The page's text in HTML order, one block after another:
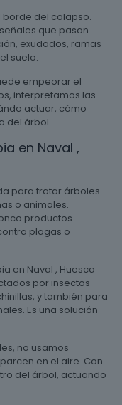
borde del colapso.
que pasan
exudados, ramas
suelo.
empeorar el
interpretamos las
actuar, cómo
del árbol.
en Naval ,
para tratar árboles
o animales.
productos
plagas o
en Naval , Huesca
por insectos
y también para
Es una solución
no usamos
en el aire. Con
del árbol, actuando